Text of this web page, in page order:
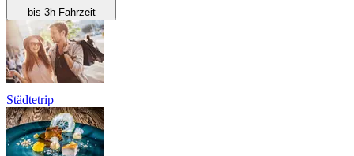
bis 3h Fahrzeit
Städtetrip